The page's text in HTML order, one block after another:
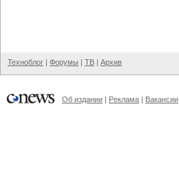
Техноблог | Форумы | ТВ | Архив
Об издании | Реклама | Вакансии